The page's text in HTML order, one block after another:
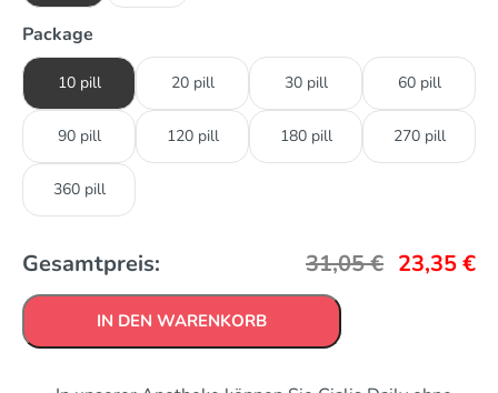
Package
10 pill 20 pill 30 pill 60 pill
90 pill 120 pill 180 pill 270 pill
360 pill
Gesamtpreis: 31,05€ 23,35€
IN DEN WARENKORB